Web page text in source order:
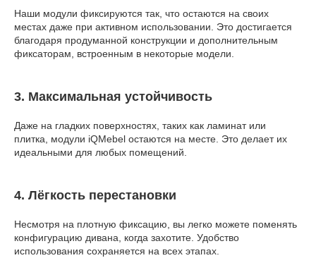
Наши модули фиксируются так, что остаются на своих
местах даже при активном использовании. Это достигается
благодаря продуманной конструкции и дополнительным
фиксаторам, встроенным в некоторые модели.
3. Максимальная устойчивость
Даже на гладких поверхностях, таких как ламинат или
плитка, модули iQMebel остаются на месте. Это делает их
идеальными для любых помещений.
4. Лёгкость перестановки
Несмотря на плотную фиксацию, вы легко можете поменять
конфигурацию дивана, когда захотите. Удобство
использования сохраняется на всех этапах.